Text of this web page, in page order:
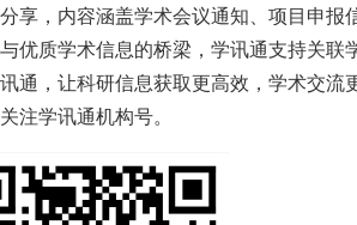
享，内容涵盖学术会议通知、项目申报
优质学术信息的桥梁，学讯通支持关联
通，让科研信息获取更高效，学术交流
注学讯通机构号。